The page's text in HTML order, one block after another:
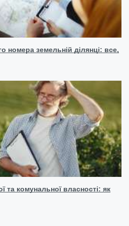
номера земельній ділянці: все,
та комунальної власності: як